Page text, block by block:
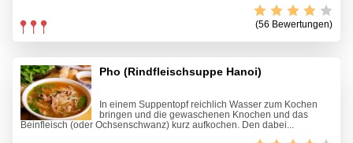
(56 Bewertungen)
Pho (Rindfleischsuppe Hanoi)
In einem Suppentopf reichlich Wasser zum Kochen
bringen und die gewaschenen Knochen und das
Beinfleisch (oder Ochsenschwanz) kurz aufkochen. Den dabei...